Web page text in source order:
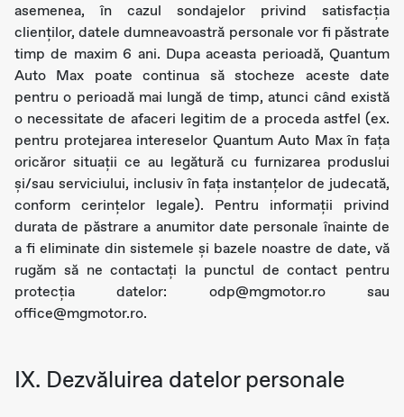
asemenea, în cazul sondajelor privind satisfacția
clienților, datele dumneavoastră personale vor fi păstrate
timp de maxim 6 ani. Dupa aceasta perioadă, Quantum
Auto Max poate continua să stocheze aceste date
pentru o perioadă mai lungă de timp, atunci când există
o necessitate de afaceri legitim de a proceda astfel (ex.
pentru protejarea intereselor Quantum Auto Max în fața
oricăror situații ce au legătură cu furnizarea produslui
și/sau serviciului, inclusiv în fața instanțelor de judecată,
conform cerințelor legale). Pentru informații privind
durata de păstrare a anumitor date personale înainte de
a fi eliminate din sistemele și bazele noastre de date, vă
rugăm să ne contactați la punctul de contact pentru
protecția datelor: odp@mgmotor.ro sau
office@mgmotor.ro.
IX. Dezvăluirea datelor personale